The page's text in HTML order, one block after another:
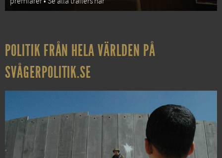
POLITIK FRÅN HELA VÄRLDEN PÅ
SVÅGERPOLITIK.SE